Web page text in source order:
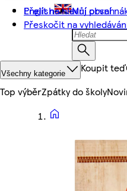
Přejít na hlavní obsah
Přeskočit na
English Můj první
Všechny kategorie Koupit teď
Top výběrZpátky do školy